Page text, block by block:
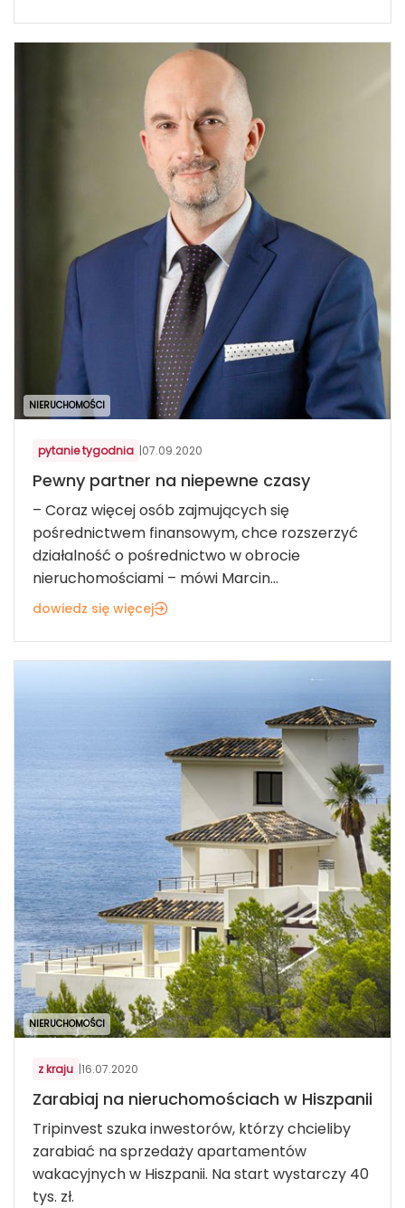
NIERUCHOMOŚCI
pytanie tygodnia |07.09.2020
Pewny partner na niepewne czasy
– Coraz więcej osób zajmujących się
pośrednictwem finansowym, chce rozszerzyć
działalność o pośrednictwo w obrocie
nieruchomościami – mówi Marcin...
dowiedz się więcej
NIERUCHOMOŚCI
z kraju |16.07.2020
Zarabiaj na nieruchomościach w Hiszpanii
Tripinvest szuka inwestorów, którzy chcieliby
zarabiać na sprzedaży apartamentów
wakacyjnych w Hiszpanii. Na start wystarczy 40
tys. zł.